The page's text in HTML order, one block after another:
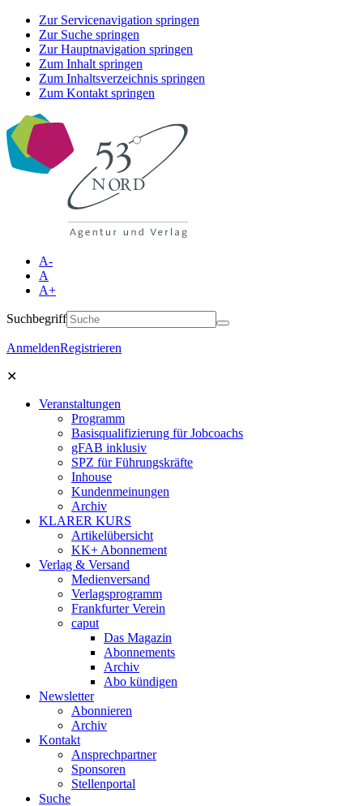
Zur Servicenavigation springen
Zur Suche springen
Zur Hauptnavigation springen
Zum Inhalt springen
Zum Inhaltsverzeichnis springen
Zum Kontakt springen
A-
A
A+
Suchbegriff
AnmeldenRegistrieren
✕
Veranstaltungen
Programm
Basisqualifizierung für Jobcoachs
gFAB inklusiv
SPZ für Führungskräfte
Inhouse
Kundenmeinungen
Archiv
KLARER KURS
Artikelübersicht
KK+ Abonnement
Verlag & Versand
Medienversand
Verlagsprogramm
Frankfurter Verein
caput
Das Magazin
Abonnements
Archiv
Abo kündigen
Newsletter
Abonnieren
Archiv
Kontakt
Ansprechpartner
Sponsoren
Stellenportal
Suche